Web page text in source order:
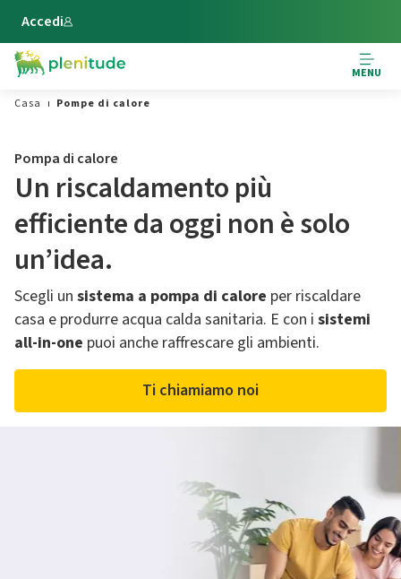
Vai al contenuto principale
Accedi
MENU
Casa
Pompe di calore
Pompa di calore
Un riscaldamento più
efficiente da oggi non è solo
un’idea.
Scegli un sistema a pompa di calore per riscaldare
casa e produrre acqua calda sanitaria. E con i sistemi
all-in-one puoi anche raffrescare gli ambienti.
Ti chiamiamo noi